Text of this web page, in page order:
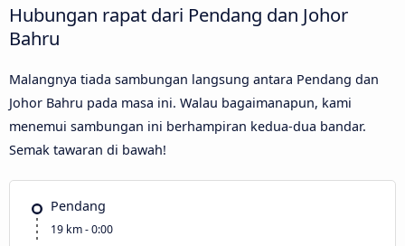
Hubungan rapat dari Pendang dan Johor
Bahru
Malangnya tiada sambungan langsung antara Pendang dan
Johor Bahru pada masa ini. Walau bagaimanapun, kami
menemui sambungan ini berhampiran kedua-dua bandar.
Semak tawaran di bawah!
Pendang
19 km - 0:00